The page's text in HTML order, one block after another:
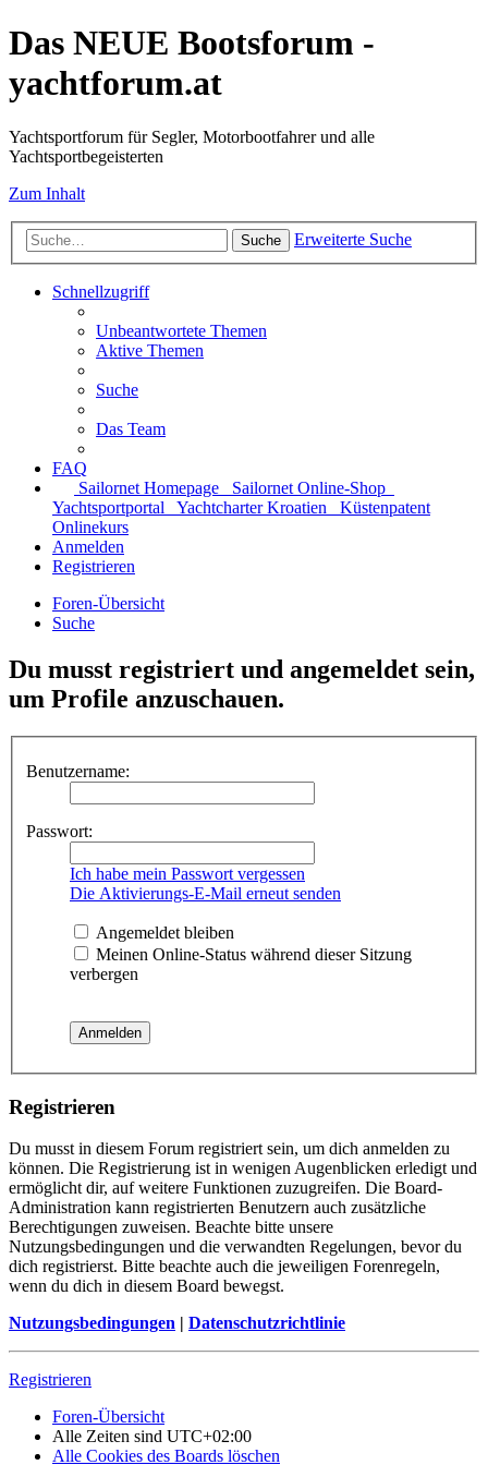
Das NEUE Bootsforum -
yachtforum.at
Yachtsportforum für Segler, Motorbootfahrer und alle
Yachtsportbegeisterten
Zum Inhalt
Suche Erweiterte Suche
Schnellzugriff
Unbeantwortete Themen
Aktive Themen
Suche
Das Team
FAQ
Sailornet Homepage
Sailornet Online-Shop
Yachtsportportal
Yachtcharter Kroatien
Küstenpatent
Onlinekurs
Anmelden
Registrieren
Foren-Übersicht
Suche
Du musst registriert und angemeldet sein,
um Profile anzuschauen.
Benutzername:
Passwort:
Ich habe mein Passwort vergessen
Die Aktivierungs-E-Mail erneut senden
Angemeldet bleiben
Meinen Online-Status während dieser Sitzung
verbergen
Registrieren
Du musst in diesem Forum registriert sein, um dich anmelden zu
können. Die Registrierung ist in wenigen Augenblicken erledigt und
ermöglicht dir, auf weitere Funktionen zuzugreifen. Die Board-
Administration kann registrierten Benutzern auch zusätzliche
Berechtigungen zuweisen. Beachte bitte unsere
Nutzungsbedingungen und die verwandten Regelungen, bevor du
dich registrierst. Bitte beachte auch die jeweiligen Forenregeln,
wenn du dich in diesem Board bewegst.
Nutzungsbedingungen | Datenschutzrichtlinie
Registrieren
Foren-Übersicht
Alle Zeiten sind UTC+02:00
Alle Cookies des Boards löschen